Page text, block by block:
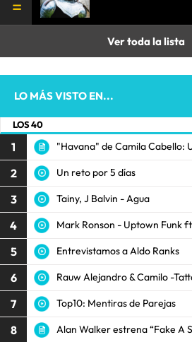
Ver toda la lista
LO MÁS VISTO EN...
LOS 40
1 "Havana" de Camila Cabello:
2 Un reto por 5 días
3 Tainy, J Balvin - Agua
4 Mark Ronson - Uptown Funk
5 Entrevistamos a Aldo Ranks
6 Rauw Alejandro & Camilo -
7 Top10: Mentiras de Parejas
8 Alan Walker estrena “Fake A